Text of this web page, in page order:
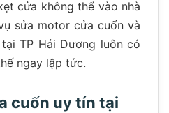
cửa không thể vào nhà
sửa motor cửa cuốn và
TP Hải Dương luôn có
ngay lập tức.
cuốn uy tín tại